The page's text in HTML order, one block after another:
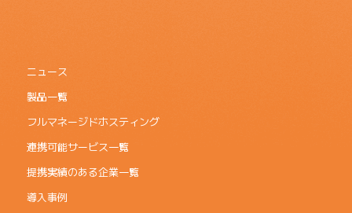
ニュース
製品一覧
フルマネージドホスティング
連携可能サービス一覧
提携実績のある企業一覧
導入事例